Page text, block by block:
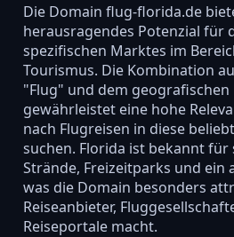
Die Domain flug-florida.de
herausragendes Potenzial für
spezifischen Marktes im
Tourismus. Die Kombination
"Flug" und dem geografischen
gewährleistet eine hohe
nach Flugreisen in diese
suchen. Florida ist bekannt
Strände, Freizeitparks und ein
was die Domain besonders
Reiseanbieter,
Reiseportale macht.